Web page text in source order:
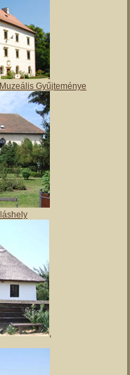
Gyűjteménye
,